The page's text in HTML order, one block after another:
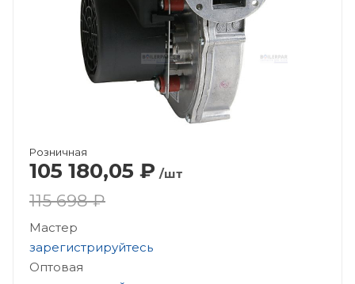
Розничная
105 180,05 ₽ /шт
115 698 ₽
Мастер
зарегистрируйтесь
Оптовая